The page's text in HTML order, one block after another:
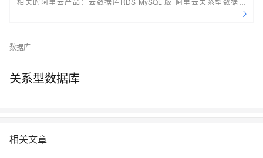
RDS（Relational Database Service）是一种稳定可靠、可弹性伸缩的在
情:&nbsp;https://www.aliyun.com/product/rds/mysql&nbsp;
数据库
关系型数据库
相关文章